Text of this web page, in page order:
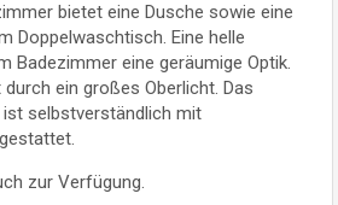
bietet eine Dusche sowie eine
Doppelwaschtisch. Eine helle
Badezimmer eine geräumige Optik.
ein großes Oberlicht. Das
selbstverständlich mit
zur Verfügung.